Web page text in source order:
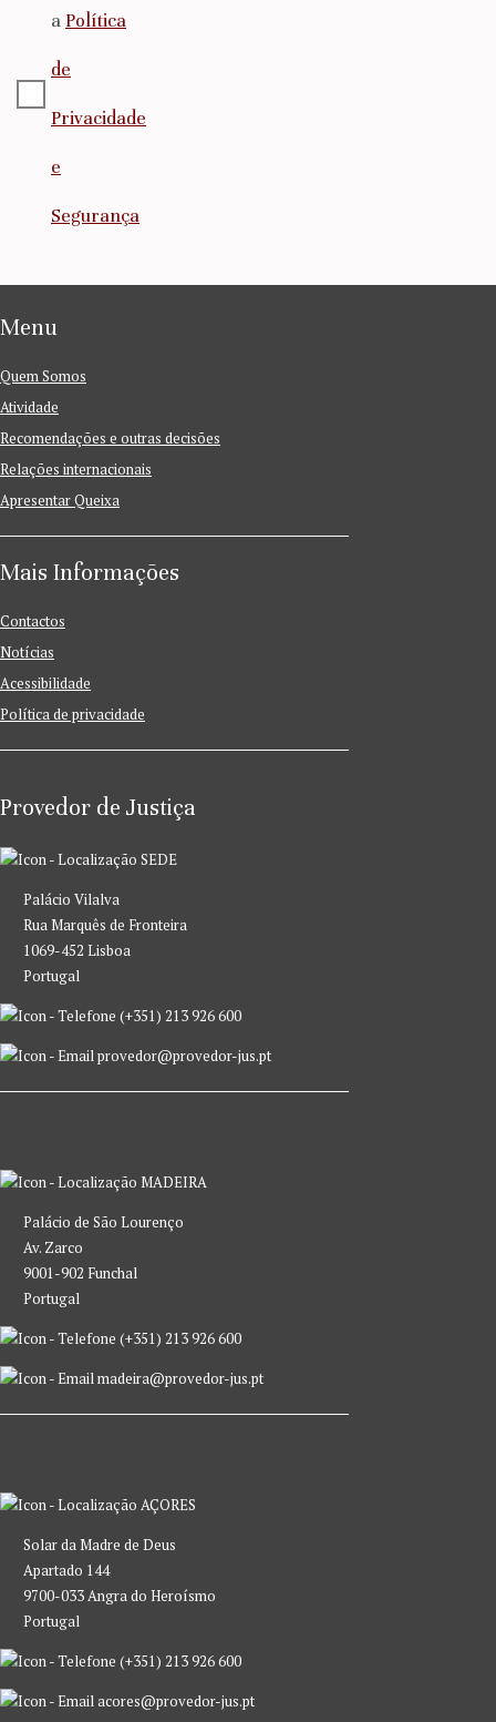
a Política
de
Privacidade
e
Segurança
Menu
Quem Somos
Atividade
Recomendações e outras decisões
Relações internacionais
Apresentar Queixa
Mais Informações
Contactos
Notícias
Acessibilidade
Política de privacidade
Provedor de Justiça
SEDE
Palácio Vilalva
Rua Marquês de Fronteira
1069-452 Lisboa
Portugal
(+351) 213 926 600
provedor@provedor-jus.pt
MADEIRA
Palácio de São Lourenço
Av. Zarco
9001-902 Funchal
Portugal
(+351) 213 926 600
madeira@provedor-jus.pt
AÇORES
Solar da Madre de Deus
Apartado 144
9700-033 Angra do Heroísmo
Portugal
(+351) 213 926 600
acores@provedor-jus.pt